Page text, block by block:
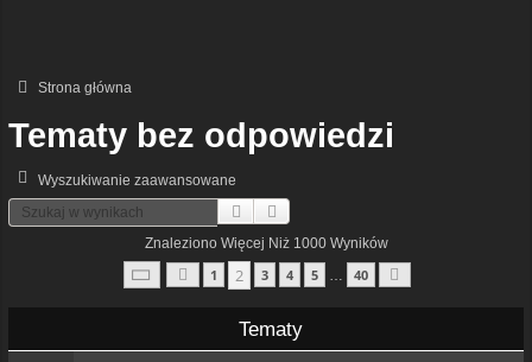
Strona główna
Tematy bez odpowiedzi
Wyszukiwanie zaawansowane
Szukaj
Znaleziono Więcej Niż 1000 Wyników
Strona Z 40
Poprzednia
1 2 3 4 5 40
Tematy